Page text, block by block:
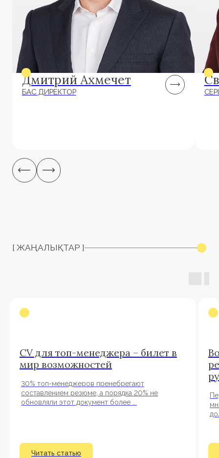
CV для топ-менеджера – билет в
мир возможностей
30% топ-менеджеров пренебрегают
составлением резюме, а порядка 20% не
обновляли этот документ более ...
Читать статью
Корпоративтік басқару жүйесі
SOL PARTNERS
Компания туралы
Артықшылықтары
Команда
Жаңалықтар
Серіктестер
Байланыс деректері
Құқықтық құжаттар
БАЙЛАНЫС ДЕРЕКТЕРІ
+7 (702) 872 1023
hello@solpartners.kz
Нұра, улица Шыңғыс Айтматов, дом 34, кв. 166
© 2025. Все права защищены.